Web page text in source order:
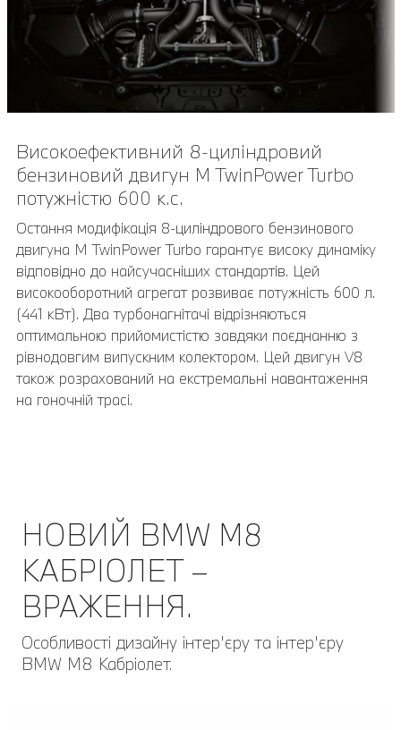
Високоефективний 8-циліндровий
бензиновий двигун M TwinPower Turbo
потужністю 600 к.с.
Остання модифікація 8-циліндрового бензинового
двигуна M TwinPower Turbo гарантує високу динаміку
відповідно до найсучасніших стандартів. Цей
високооборотний агрегат розвиває потужність 600 л.
(441 кВт). Два турбонагнітачі відрізняються
оптимальною прийомистістю завдяки поєднанню з
рівнодовгим випускним колектором. Цей двигун V8
також розрахований на екстремальні навантаження
на гоночній трасі.
Повітроводи M у передніх крилах у
кольорі "Глянцевий Хром".
Повітропроводи M у передніх крилах із вставками з
емблемою M8 виконані у кольорі "Глянцевий Хром"
розставляють у вигляді збоку спортивні, ексклюзивні
акценти.
НОВИЙ BMW M8
КАБРІОЛЕТ –
ВРАЖЕННЯ.
Особливості дизайну інтер'єру та інтер'єру
BMW M8 Кабріолет.